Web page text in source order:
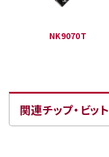
NK9070T
関連チップ・ビット